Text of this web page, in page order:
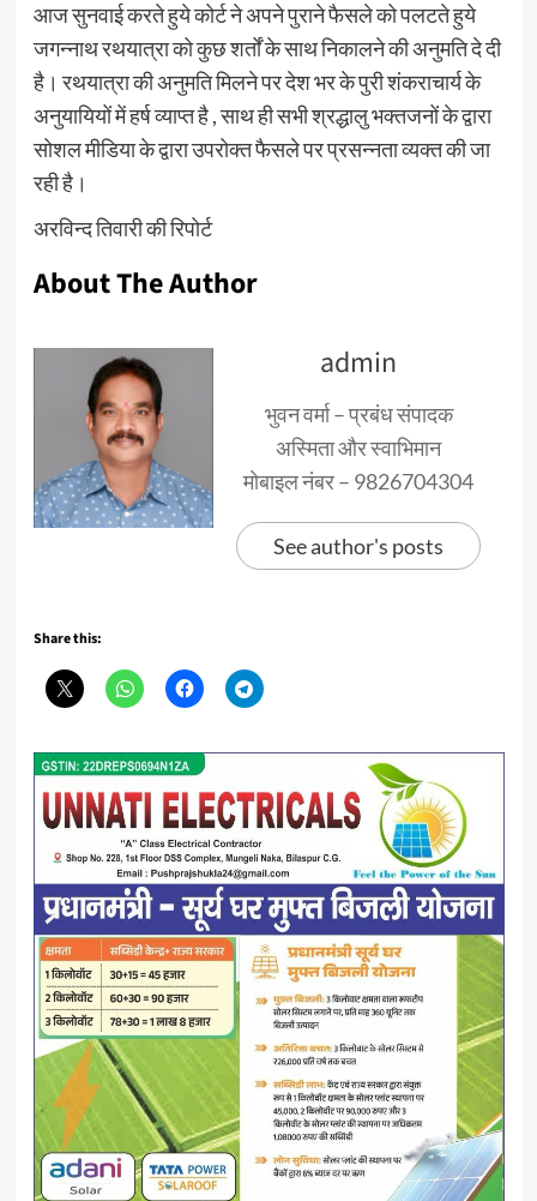
आज सुनवाई करते हुये कोर्ट ने अपने पुराने फैसले को पलटते हुये
जगन्नाथ रथयात्रा को कुछ शर्तों के साथ निकालने की अनुमति दे दी
है। रथयात्रा की अनुमति मिलने पर देश भर के पुरी शंकराचार्य के
अनुयायियों में हर्ष व्याप्त है , साथ ही सभी श्रद्धालु भक्तजनों के द्वारा
सोशल मीडिया के द्वारा उपरोक्त फैसले पर प्रसन्नता व्यक्त की जा
रही है।
अरविन्द तिवारी की रिपोर्ट
About The Author
admin
भुवन वर्मा – प्रबंध संपादक
अस्मिता और स्वाभिमान
मोबाइल नंबर – 9826704304
See author's posts
Share this: